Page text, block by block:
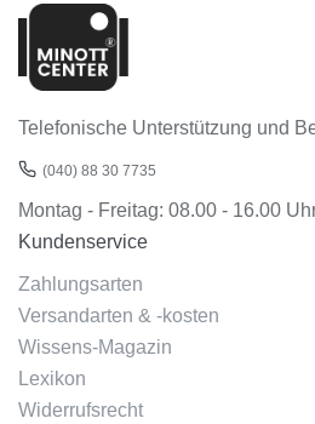
Telefonische Unterstützung und
(040) 88 30 7735
Montag - Freitag: 08.00 - 16.00
Kundenservice
Zahlungsarten
Versandarten & -kosten
Wissens-Magazin
Lexikon
Widerrufsrecht